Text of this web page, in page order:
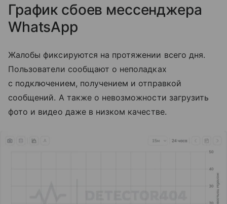
График сбоев мессенджера
WhatsApp
Жалобы фиксируются на протяжении всего дня.
Пользователи сообщают о неполадках
с подключением, получением и отправкой
сообщений. А также о невозможности загрузить
фото и видео даже в низком качестве.